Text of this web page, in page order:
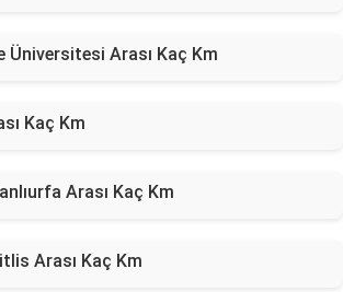
Üniversitesi Arası Kaç Km
Kaç Km
Arası Kaç Km
Arası Kaç Km